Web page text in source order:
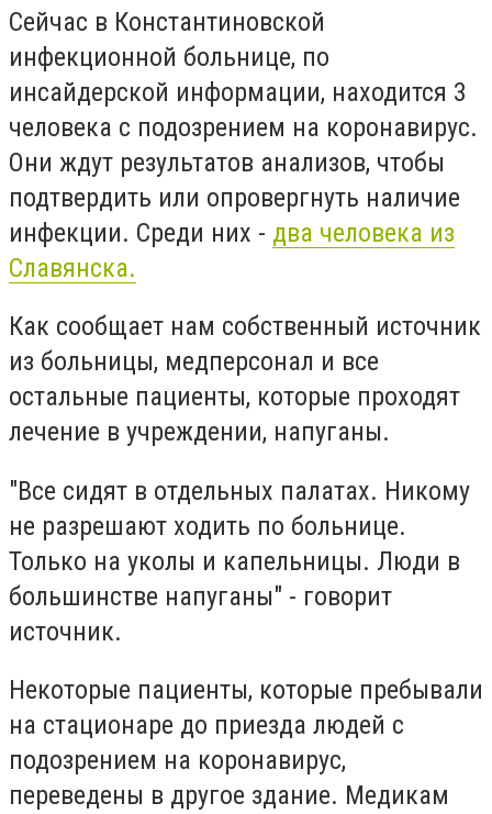
Сейчас в Константиновской
инфекционной больнице, по
инсайдерской информации, находится 3
человека с подозрением на коронавирус.
Они ждут результатов анализов, чтобы
подтвердить или опровергнуть наличие
инфекции. Среди них - два человека из
Славянска.
Как сообщает нам собственный источник
из больницы, медперсонал и все
остальные пациенты, которые проходят
лечение в учреждении, напуганы.
"Все сидят в отдельных палатах. Никому
не разрешают ходить по больнице.
Только на уколы и капельницы. Люди в
большинстве напуганы" - говорит
источник.
Некоторые пациенты, которые пребывали
на стационаре до приезда людей с
подозрением на коронавирус,
переведены в другое здание. Медикам